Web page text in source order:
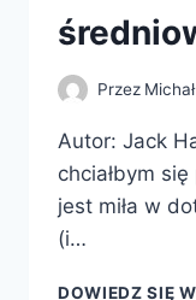
Przez
Autor: Jack
chciałbym
jest miła w
(i…
DOWIEDZ SIĘ